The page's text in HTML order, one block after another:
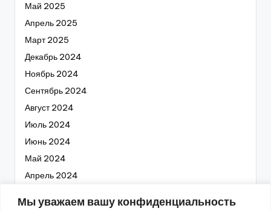
Мы уважаем вашу конфиденциальность
Май 2025
Апрель 2025
Март 2025
Декабрь 2024
Ноябрь 2024
Сентябрь 2024
Август 2024
Июль 2024
Июнь 2024
Май 2024
Апрель 2024